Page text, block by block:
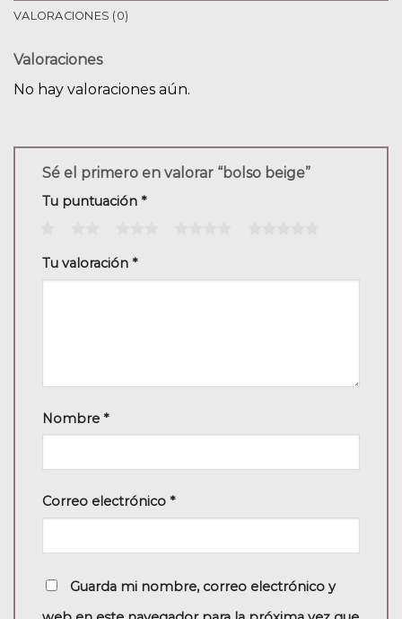
VALORACIONES (0)
Valoraciones
No hay valoraciones aún.
Sé el primero en valorar “bolso beige”
Tu puntuación *
Tu valoración *
Nombre *
Correo electrónico *
Guarda mi nombre, correo electrónico y